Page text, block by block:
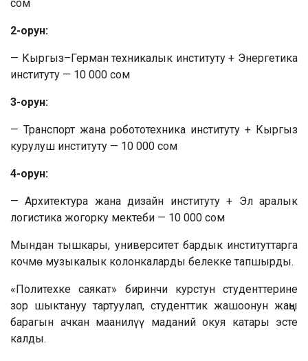
сом
2-орун:
— Кыргыз–Герман техникалык институту + Энергетика
институту — 10 000 сом
3-орун:
— Транспорт жана робототехника институту + Кыргыз
курулуш институту — 10 000 сом
4-орун:
— Архитектура жана дизайн институту + Эл аралык
логистика жогорку мектеби — 10 000 сом
Мындан тышкары, университет бардык институттарга
кочмө музыкалык колонкаларды белекке тапшырды.
«Политехке саякат» биринчи курстун студенттерине
зор шыктануу тартуулап, студенттик жашоонун жаңы
барагын ачкан маанилүү маданий окуя катары эсте
калды.